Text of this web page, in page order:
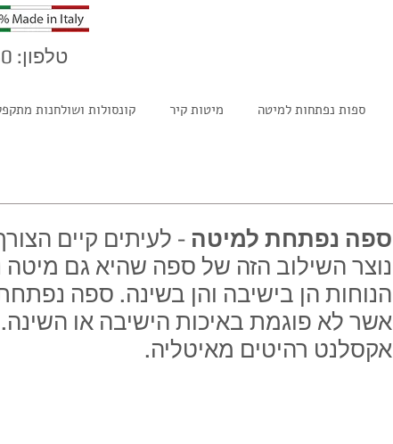
טלפון: 072-3307-380
קונסולות ושולחנות מיטות קיר ספות נפתחות למיטה
ספה נפתחת למיטה - לעיתים קיים
נוצר השילוב הזה של ספה שהיא גם מיטה
הנוחות הן בישיבה והן בשינה. ספה
אשר לא פוגמת באיכות הישיבה או
אקסלנט רהיטים מאיטליה.